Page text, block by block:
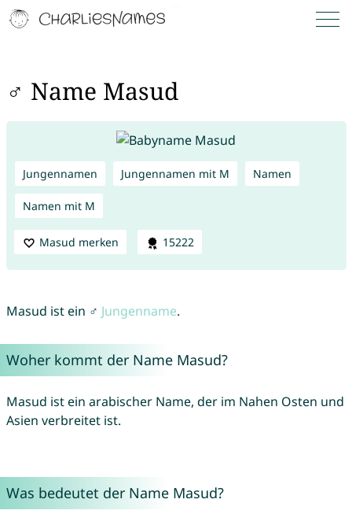
♂ Name Masud
Jungennamen Jungennamen mit M Namen
Namen mit M
Masud merken 15222
Masud ist ein ♂ Jungenname.
Woher kommt der Name Masud?
Masud ist ein arabischer Name, der im Nahen Osten und
Asien verbreitet ist.
Was bedeutet der Name Masud?